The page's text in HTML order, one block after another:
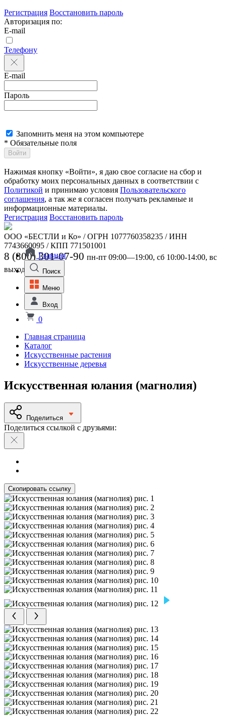
Регистрация Восстановить пароль
Авторизация по:
E-mail
Телефону
E-mail
Пароль
Запомнить меня на этом компьютере
* Обязательные поля
Войти
Нажимая кнопку «Войти», я даю свое согласие на сбор и
обработку моих персональных данных в соответствии с
Политикой и принимаю условия Пользовательского
соглашения, а так же я согласен получать рекламные и
информационные материалы.
Регистрация Восстановить пароль
ООО «БЕСТЛИ и Ко» / ОГРН 1077760358235 / ИНН
7743660095 / КПП 771501001
8 (800) 301-07-90 пн-пт 09:00—19:00, сб 10:00-14:00, вс
выходной
Главная
Поиск
Меню
Вход
0
Главная страница
Каталог
Искусственные растения
Искусственные деревья
Искусственная юлания (магнолия)
Поделиться
Поделиться ссылкой с друзьями:
Скопировать ссылку